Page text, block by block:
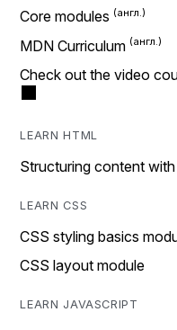
Core modules
MDN Curriculum
Check out the video
LEARN HTML
Structuring content
LEARN CSS
CSS styling basics
CSS layout module
LEARN JAVASCRIPT